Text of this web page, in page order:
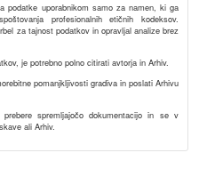
podatke uporabnikom samo za namen, ki ga
profesionalnih etičnih kodeksov.
za tajnost podatkov in opravljal analize brez
je potrebno polno citirati avtorja in Arhiv.
pomanjkljivosti gradiva in poslati Arhivu
spremljajočo dokumentacijo in se v
ali Arhiv.